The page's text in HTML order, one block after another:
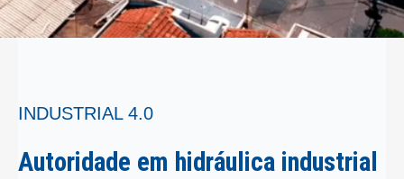
INDUSTRIAL 4.0
Autoridade em hidráulica industrial